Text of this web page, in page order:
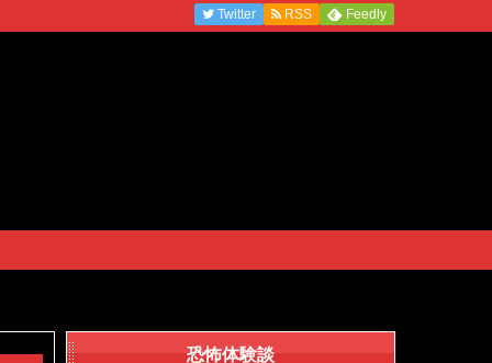
Twitter RSS Feedly
恐怖体験談